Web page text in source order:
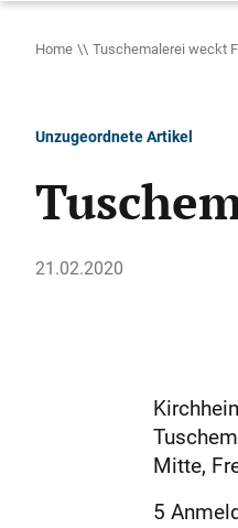
Home Tuschemalerei weckt
Unzugeordnete Artikel
21.02.2020
Mitte,
5